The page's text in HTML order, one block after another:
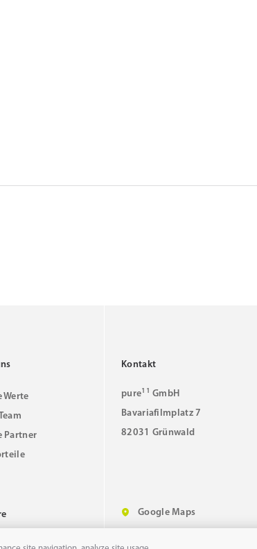
Werte
Partner
Kontakt
pure11 GmbH
Bavariafilmplatz 7
82031 Grünwald
Google Maps